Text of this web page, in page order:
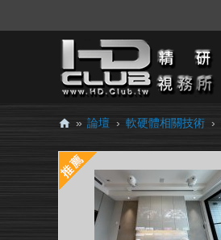
D.
Cl
» 論壇 › 軟硬體相關技術 ›